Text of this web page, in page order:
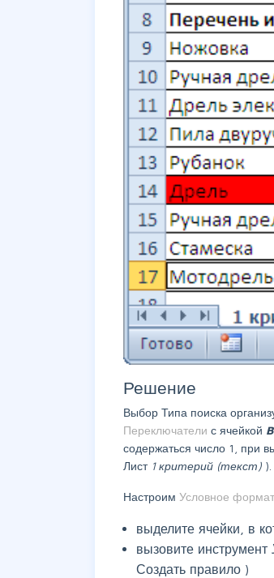
Решение
Выбор Типа поиска
Переключатели с ячейкой
содержаться число 1, при
Лист 1 критерий (текст) ).
Настроим Условное
выделите ячейки, в
вызовите инструмент
Создать правило )